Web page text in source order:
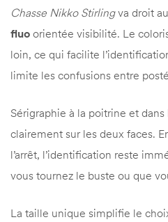
Chasse Nikko Stirlingva droit
fluo orientée visibilité. Le
loin, ce qui facilite
limite les confusions entre
Sérigraphie à la poitrine et
clairement sur les deux faces.
l’arrêt, l’identification reste
vous tournez le buste ou que
La taille unique simplifie le